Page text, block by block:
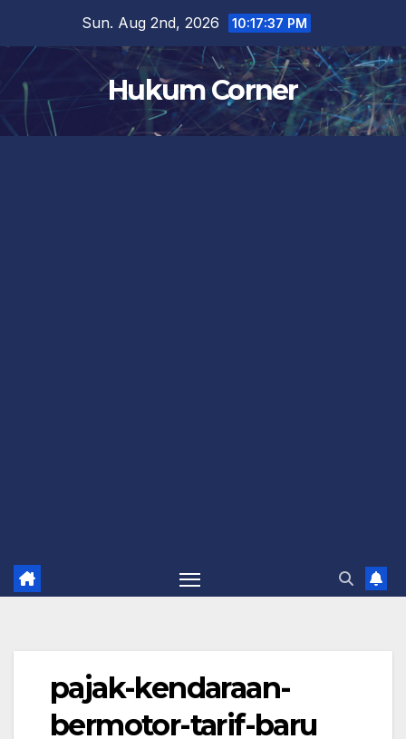
content
Sun. Aug 2nd, 2026 10:17:38 PM
Hukum Corner
pajak-kendaraan-
bermotor-tarif-baru